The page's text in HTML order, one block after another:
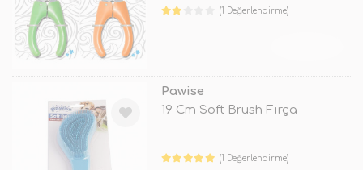
(1 Değerlendirme)
Pawise
19 Cm Soft Brush Fırça
(1 Değerlendirme)